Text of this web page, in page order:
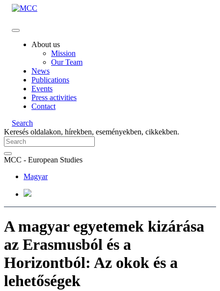
About us
Mission
Our Team
News
Publications
Events
Press activities
Contact
Search
Keresés oldalakon, hírekben, eseményekben, cikkekben.
MCC - European Studies
Magyar
A magyar egyetemek kizárása
az Erasmusból és a
Horizontból: Az okok és a
lehetőségek